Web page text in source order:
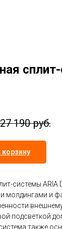
27 190 руб.
системы ARIA
молдингами и
подсветкой
также